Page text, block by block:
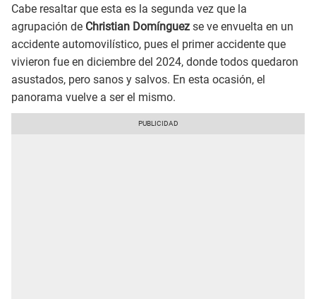
Cabe resaltar que esta es la segunda vez que la
agrupación de Christian Domínguez se ve envuelta en un
accidente automovilístico, pues el primer accidente que
vivieron fue en diciembre del 2024, donde todos quedaron
asustados, pero sanos y salvos. En esta ocasión, el
panorama vuelve a ser el mismo.